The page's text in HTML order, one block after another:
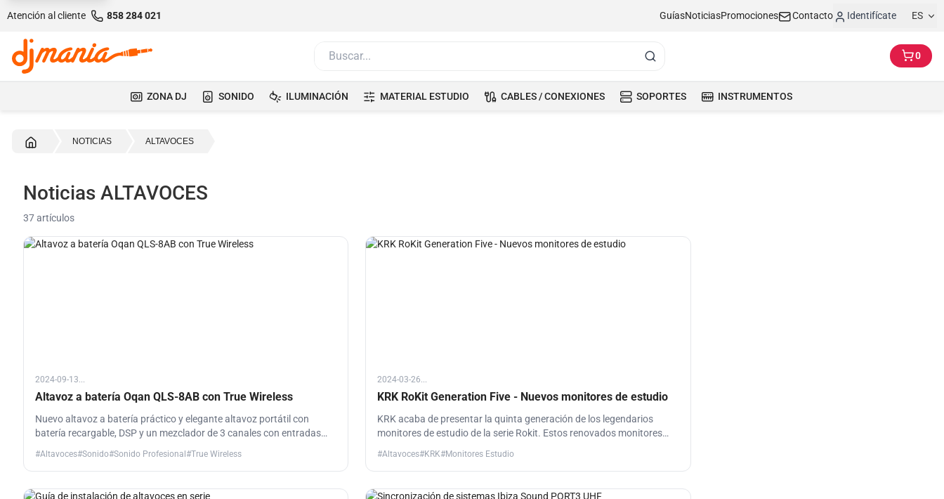
Atención al cliente 858 284 021 GuíasNoticiasPromociones Contacto Identifícate ES
0
ZONA DJ SONIDO ILUMINACIÓN MATERIAL ESTUDIO CABLES / CONEXIONES SOPORTES INSTRUMENTOS
NOTICIAS ALTAVOCES
Noticias ALTAVOCES
37 artículos
2024-09-13...
Altavoz a batería Oqan QLS-8AB con True Wireless
Nuevo altavoz a batería práctico y elegante altavoz portátil con
batería recargable, DSP y un mezclador de 3 canales con entradas
#Altavoces#Sonido#Sonido Profesional #True Wireless
2024-03-26...
KRK RoKit Generation Five - Nuevos monitores de estudio
KRK acaba de presentar la quinta generación de los legendarios
monitores de estudio de la serie Rokit. Estos renovados monitores
#Altavoces#KRK#Monitores Estudio